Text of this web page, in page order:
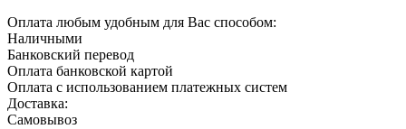
Оплата любым удобным для Вас способом:
Наличными
Банковский перевод
Оплата банковской картой
Оплата с использованием платежных систем
Доставка:
Самовывоз